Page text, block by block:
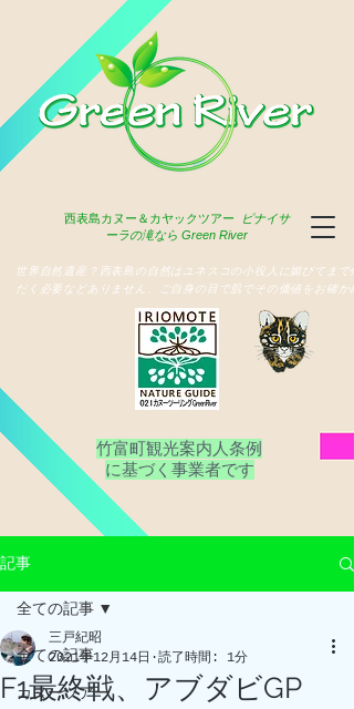
西表島カヌー＆カヤックツアー
ピナイサ
ーラの滝なら Green River
竹富町観光案内人条例
​に基づく事業者です
世界自然遺産？西表島の自然はユネスコの小役人に媚びてまで
だく必要などありません、ご自身の目で肌でその価値をお確か
記事
全ての記事
カヌーツアー
全ての記事
F1最終戦、アブダビGP
三戸紀昭
2021年12月14日
読了時間: 1分